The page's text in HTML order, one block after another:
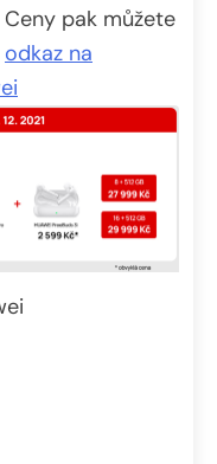
pak můžete
odkaz na